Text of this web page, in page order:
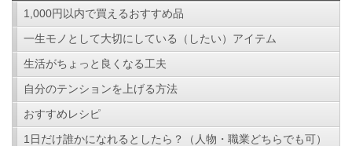
1,000円以内で買えるおすすめ品
一生モノとして大切にしている（したい）アイテム
生活がちょっと良くなる工夫
自分のテンションを上げる方法
おすすめレシピ
1日だけ誰かになれるとしたら？（人物・職業どちらでも可）